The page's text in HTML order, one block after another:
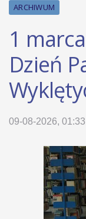
ARCHIWUM
1
Dzień
09-08-2026,